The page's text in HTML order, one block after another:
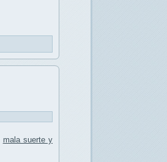
mala suerte y